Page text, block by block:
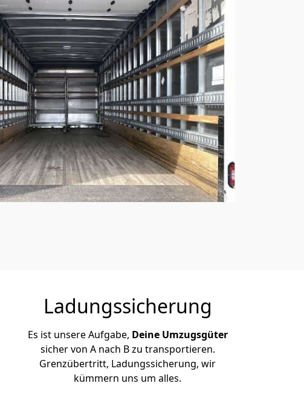
Ladungssicherung
Es ist unsere Aufgabe, Deine Umzugsgüter
sicher von A nach B zu transportieren.
Grenzübertritt, Ladungssicherung, wir
kümmern uns um alles.